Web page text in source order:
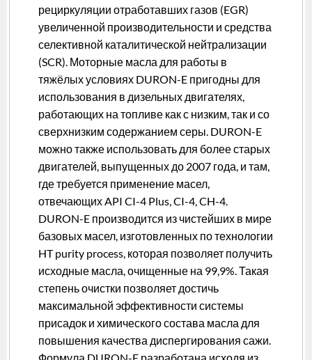
рециркуляции отработавших газов (EGR)
увеличенной производительности и средства
селективной каталитической нейтрализации
(SCR). Моторные масла для работы в
тяжёлых условиях DURON-E пригодны для
использования в дизельных двигателях,
работающих на топливе как с низким, так и со
сверхнизким содержанием серы. DURON-E
можно также использовать для более старых
двигателей, выпущенных до 2007 года, и там,
где требуется применение масел,
отвечающих API CI-4 Plus, CI-4, CH-4.
DURON-E производится из чистейших в мире
базовых масел, изготовленных по технологии
HT purity process, которая позволяет получить
исходные масла, очищенные на 99,9%. Такая
степень очистки позволяет достичь
максимальной эффективности системы
присадок и химического состава масла для
повышения качества диспергирования сажи.